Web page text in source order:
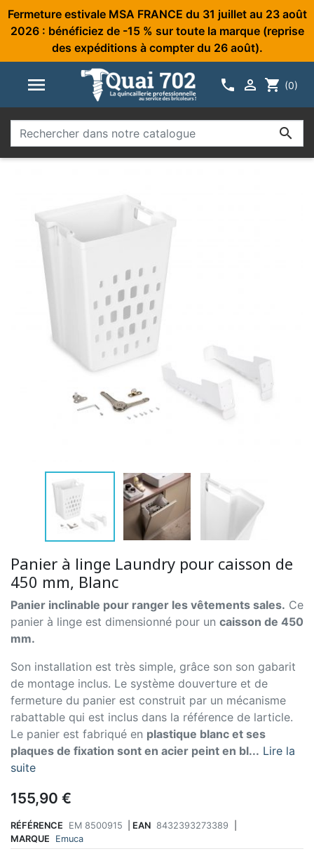
Fermeture estivale MSA FRANCE du 31 juillet au 23 août
2026 : bénéficiez de -15 % sur toute la marque (reprise
des expéditions à compter du 26 août).
   shopping_cart (0)

Panier à linge Laundry pour caisson de
450 mm, Blanc
Panier inclinable pour ranger les vêtements sales. Ce
panier à linge est dimensionné pour un caisson de 450
mm.
Son installation est très simple, grâce son son gabarit
de montage inclus. Le système douverture et de
fermeture du panier est construit par un mécanisme
rabattable qui est inclus dans la référence de larticle.
Le panier est fabriqué en plastique blanc et ses
plaques de fixation sont en acier peint en bl... Lire la
suite
155,90 €
RÉFÉRENCE EM 8500915 EAN 8432393273389
MARQUE
Emuca